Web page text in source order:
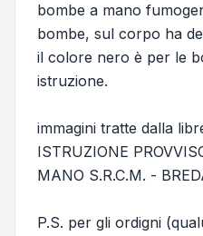
bombe a mano
bombe, sul corpo ha
il colore nero è per le
istruzione.
immagini tratte dalla
ISTRUZIONE
MANO S.R.C.M. -
P.S. per gli ordigni